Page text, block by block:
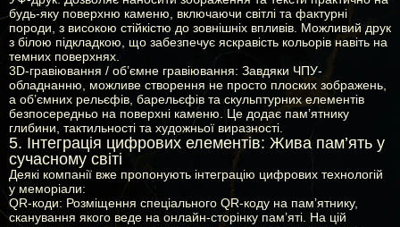
будь-яку поверхню каменю, включаючи світлі та фактурні
породи, з високою стійкістю до зовнішніх впливів. Можливий друк
з білою підкладкою, що забезпечує яскравість кольорів навіть на
темних поверхнях.
3D-гравіювання / об’ємне гравіювання: Завдяки ЧПУ-
обладнанню, можливе створення не просто плоских зображень,
а об’ємних рельєфів, барельєфів та скульптурних елементів
безпосередньо на поверхні каменю. Це додає пам’ятнику
глибини, тактильності та художньої виразності.
5. Інтеграція цифрових елементів: Жива пам’ять у
сучасному світі
Деякі компанії вже пропонують інтеграцію цифрових технологій
у меморіали:
QR-коди: Розміщення спеціального QR-коду на пам’ятнику,
сканування якого веде на онлайн-сторінку пам’яті. На цій